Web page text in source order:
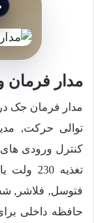
مدار فرمان
مدار فرمان جک
توالی حرکت,
کنترل ورودی های
فتوسل, فلاشر,